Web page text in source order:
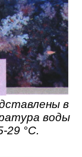
в
воды
29 °С.